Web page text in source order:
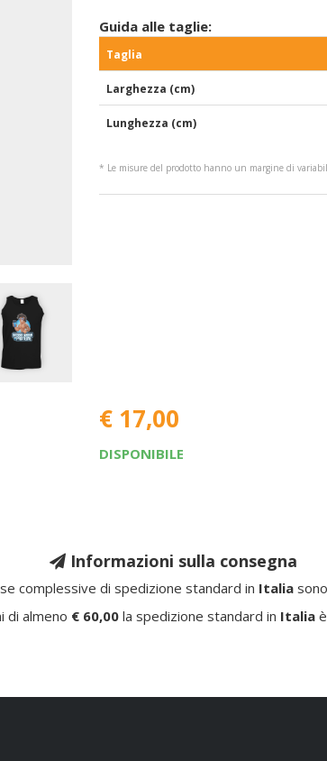
Guida alle taglie:
Taglia
Larghezza (cm)
Lunghezza (cm)
* Le misure del prodotto hanno un margine di
€ 17,00
DISPONIBILE
Informazioni sulla consegna
complessive di spedizione standard in Italia
di almeno € 60,00 la spedizione standard in Italia è